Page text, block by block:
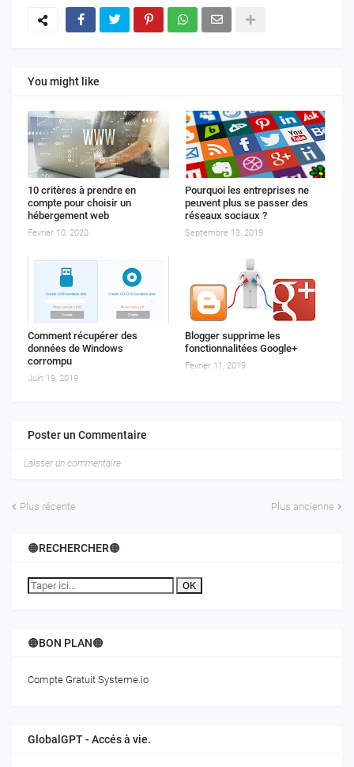
You might like
10 critères à prendre en
compte pour choisir un
hébergement web
Fevrier 10, 2020
Pourquoi les entreprises ne
peuvent plus se passer des
réseaux sociaux ?
Septembre 13, 2019
Comment récupérer des
données de Windows
corrompu
Juin 19, 2019
Blogger supprime les
fonctionnalitées Google+
Fevrier 11, 2019
Poster un Commentaire
Laisser un commentaire
Plus récente Plus ancienne
🟠RECHERCHER🟠
OK
🟠BON PLAN🟠
Compte Gratuit Systeme.io
GlobalGPT - Accés à vie.